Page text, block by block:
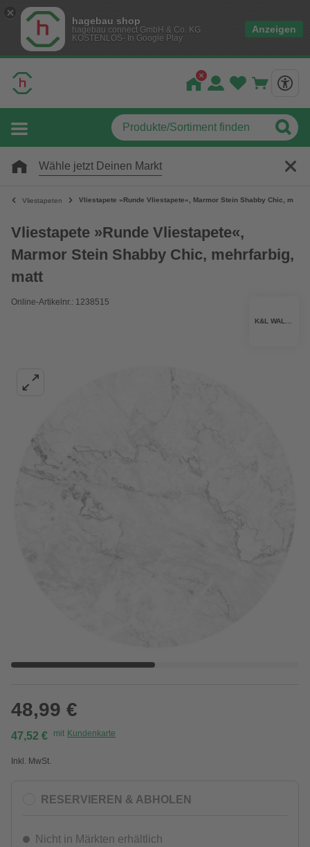
hagebau shop
hagebau connect GmbH & Co. KG
KOSTENLOS- In Google Play
Anzeigen
Wähle jetzt Deinen Markt
Vliestapeten Vliestapete »Runde Vliestapete«, Marmor Stein Shabby Chic,
Vliestapete »Runde Vliestapete«,
Marmor Stein Shabby Chic, mehrfarbig,
matt
Online-Artikelnr.: 1238515
48,99 €
47,52 € mit Kundenkarte
Inkl. MwSt.
RESERVIEREN & ABHOLEN
Nicht in Märkten erhältlich